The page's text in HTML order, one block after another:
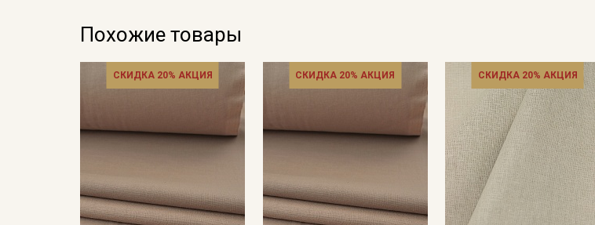
Похожие товары
СКИДКА 20% АКЦИЯ СКИДКА 20% АКЦИЯ СКИДКА 20% АКЦИЯ
данных
ДаюСогласие на получение рекламных и
информационных рассылок